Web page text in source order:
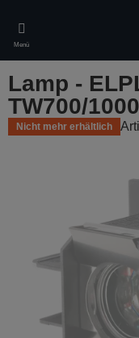
main
content
Menü
Lamp -
TW700/1000
Nicht mehr erhältlich